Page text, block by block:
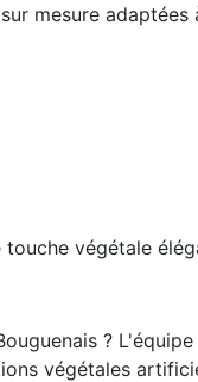
mesure
végétale
?
végétales